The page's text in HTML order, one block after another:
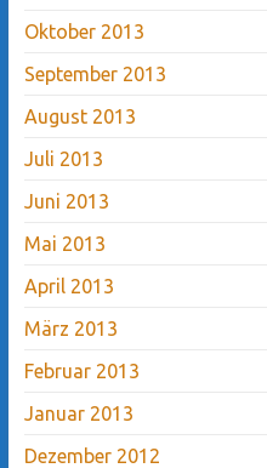
Oktober 2013
September 2013
August 2013
Juli 2013
Juni 2013
Mai 2013
April 2013
März 2013
Februar 2013
Januar 2013
Dezember 2012